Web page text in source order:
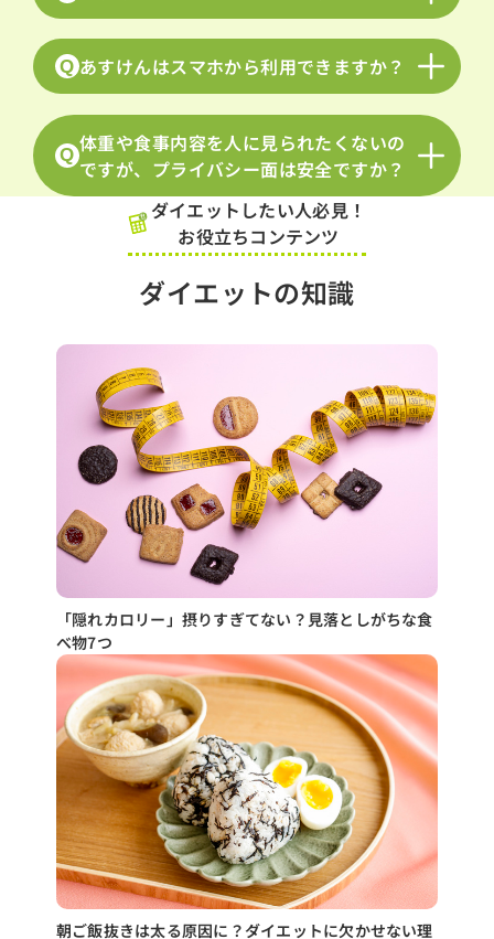
Q あすけんはスマホから利用できますか？
Q 体重や食事内容を人に見られたくないの
ですが、プライバシー面は安全ですか？
ダイエットしたい人必見！
お役立ちコンテンツ
ダイエットの知識
「隠れカロリー」摂りすぎてない？見落としがちな食
べ物7つ
朝ご飯抜きは太る原因に？ダイエットに欠かせない理